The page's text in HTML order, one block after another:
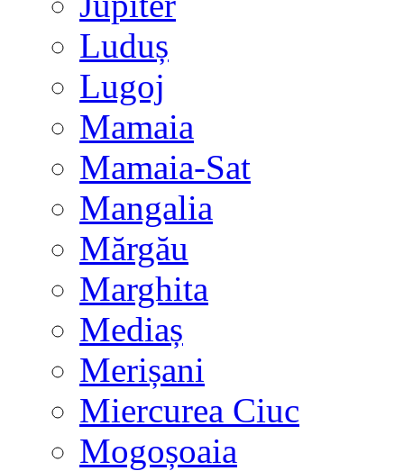
Luduș
Lugoj
Mamaia
Mamaia-Sat
Mangalia
Mărgău
Marghita
Mediaș
Merișani
Miercurea Ciuc
Mogoșoaia